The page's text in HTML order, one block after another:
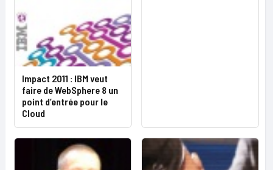
Impact 2011 : IBM veut
faire de WebSphere 8 un
point d’entrée pour le
Cloud